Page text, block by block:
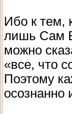
Ибо к тем,
лишь Сам
можно
«все, что
Поэтому
осознанно